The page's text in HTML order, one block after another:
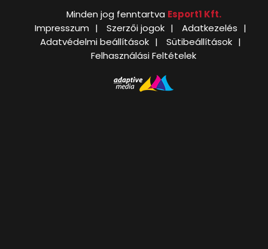
Minden jog fenntartva Esport1 Kft.
Impresszum
Szerzői jogok
Adatkezelés
Adatvédelmi beállítások
Sütibeállítások
Felhasználási Feltételek